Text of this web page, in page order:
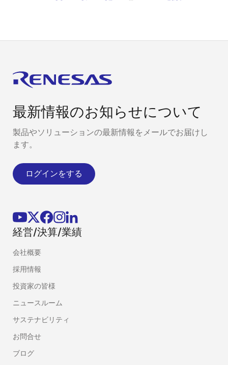
最新情報のお知らせについて
製品やソリューションの最新情報をメールでお届けし
ます。
ログインをする
経営/決算/業績
会社概要
採用情報
投資家の皆様
ニュースルーム
サステナビリティ
お問合せ
ブログ